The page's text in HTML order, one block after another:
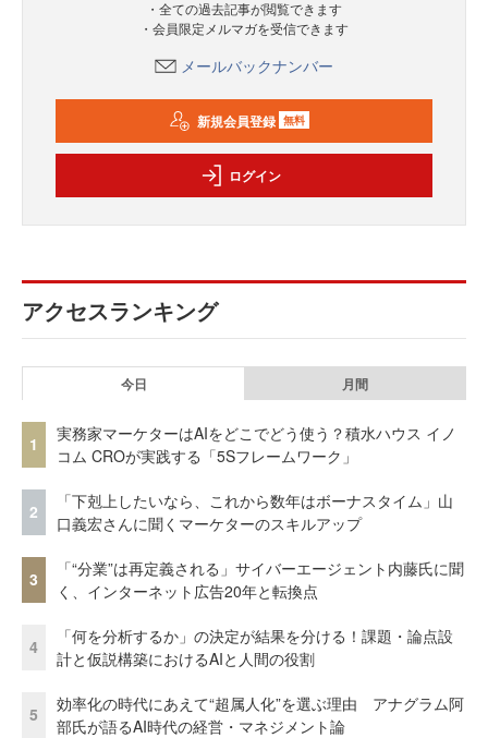
・全ての過去記事が閲覧できます
・会員限定メルマガを受信できます
メールバックナンバー
新規会員登録 無料
ログイン
アクセスランキング
今日 月間
1
実務家マーケターはAIをどこでどう使う？積水ハウス イノ
コム CROが実践する「5Sフレームワーク」
2
「下剋上したいなら、これから数年はボーナスタイム」山
口義宏さんに聞くマーケターのスキルアップ
3
「“分業”は再定義される」サイバーエージェント内藤氏に聞
く、インターネット広告20年と転換点
4
「何を分析するか」の決定が結果を分ける！課題・論点設
計と仮説構築におけるAIと人間の役割
5
効率化の時代にあえて“超属人化”を選ぶ理由 アナグラム阿
部氏が語るAI時代の経営・マネジメント論